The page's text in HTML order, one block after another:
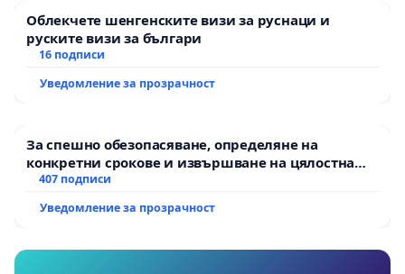
Облекчете шенгенските визи за руснаци и
руските визи за българи
16 подписи
Уведомление за прозрачност
За спешно обезопасяване, определяне на
конкретни срокове и извършване на цялостна
рехабилитация на републиканския път между
Мирово - к.к. Момин проход
407 подписи
Уведомление за прозрачност